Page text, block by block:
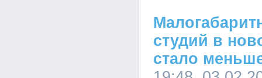
студий в
стало